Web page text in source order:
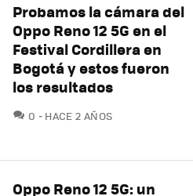
Probamos la cámara del
Oppo Reno 12 5G en el
Festival Cordillera en
Bogotá y estos fueron
los resultados
0 COMENTARIOS
HACE 2 AÑOS
Oppo Reno 12 5G: un